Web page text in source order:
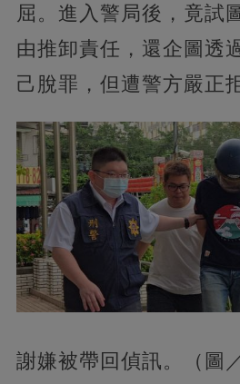
屈。進入警局後，竟試
由推卸責任，還企圖透
己脫罪，但遭警方嚴正
謝嫌被帶回偵訊。（圖